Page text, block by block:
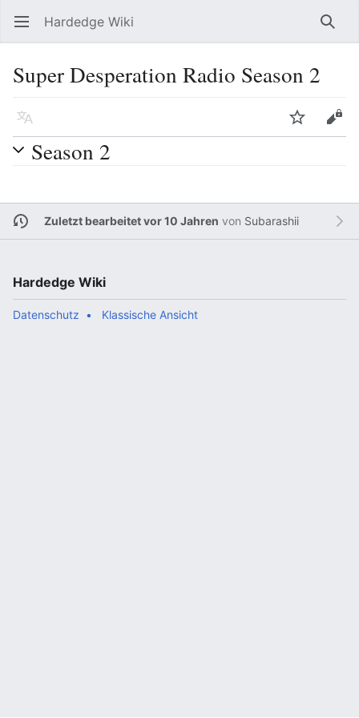
Hauptmenü öffnen Hardedge Wiki
Super Desperation Radio Season 2
Sprache Beobachten Bearbeiten
Season 2
Zuletzt bearbeitet vor 10 Jahren von Subarashii
Hardedge Wiki
Datenschutz Klassische Ansicht